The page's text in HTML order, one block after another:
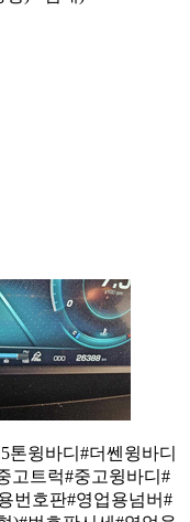
톤윙바디#더쎈윙바디
고트럭#중고윙바디#
번호판#영업용넘버#